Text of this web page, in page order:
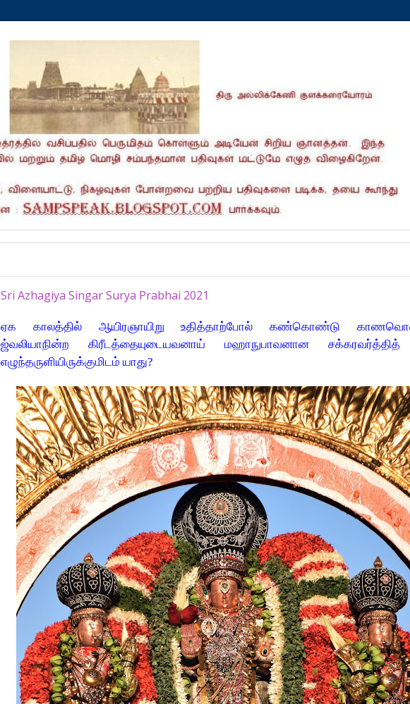
Sri Azhagiya Singar Surya Prabhai 2021
ஏக காலத்தில் ஆயிரஞாயிறு உதித்தாற்போல் கண்கொண்டு
ஜ்வலியாநின்ற கிரீடத்தையுடையவனாய் மஹாநுபாவனான சக்கரவர்த்தித்
எழுந்தருளியிருக்குமிடம் யாது?